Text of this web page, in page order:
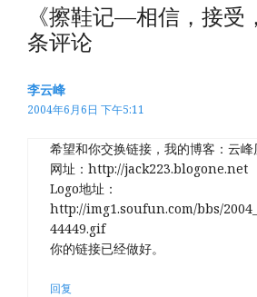
《擦鞋记—相信，接受
条评论
李云峰
2004年6月6日 下午5:11
希望和你交换链接，我的博客：云
网址：http://jack223.blogone.net
Logo地址：
http://img1.soufun.com/bbs/
44449.gif
你的链接已经做好。
回复